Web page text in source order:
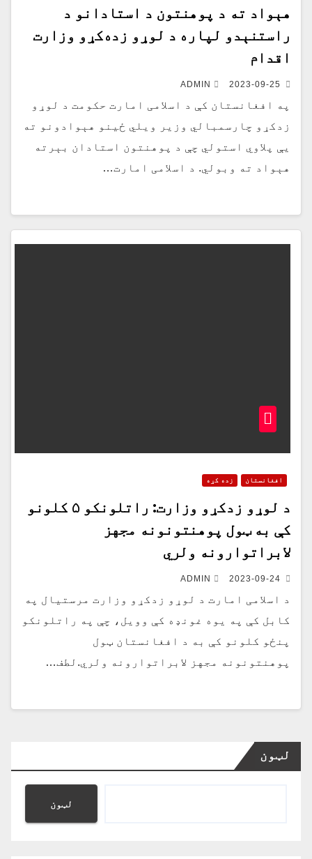
هېواد ته د پوهنتون د استادانو د
راستنېدو لپاره د لوړ‌و زده‌کړو وزارت
اقدام
2023-09-25
ADMIN
په افغانستان کې د اسلامی امارت حکومت د لوړو
زدکړو چارسمبالي وزیر ویلي ځینو هېوادونو ته
یې پلاوي استولي چې د پوهنتون استادان بېرته
هېواد ته وبولي. د اسلامی امارت…
افغانستان زده کړه
د لوړو زدکړو وزارت: راتلونکو ۵ کلونو
کې به ټول پوهنتونونه مجهز
لابراتوارونه ولري
2023-09-24
ADMIN
د اسلامی امارت د لوړو زدکړو وزارت مرستیال په
کابل کې په یوه غونډه کې وویل، چې په راتلونکو
پنځو کلونو کې به د افغانستان ټول
پوهنتونونه مجهز لابراتوارونه ولري.لطف…
لټون
لټون